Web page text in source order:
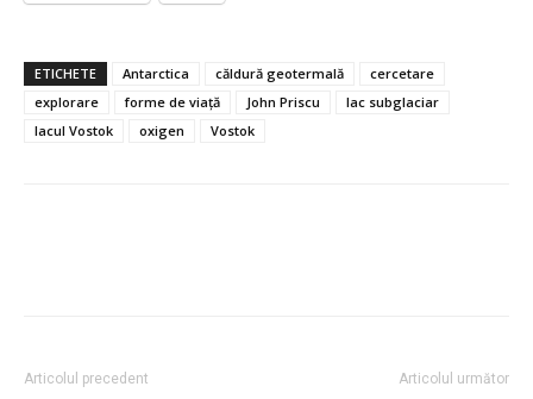
ETICHETE Antarctica căldură geotermală
cercetare
explorare
forme de viață John Priscu
lac subglaciar
lacul Vostok
oxigen Vostok
Articolul precedent Articolul următor